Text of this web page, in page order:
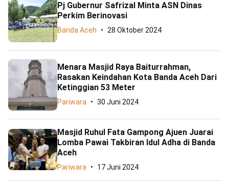
Pj Gubernur Safrizal Minta ASN Dinas
Perkim Berinovasi
Banda Aceh 28 Oktober 2024
Menara Masjid Raya Baiturrahman,
Rasakan Keindahan Kota Banda Aceh Dari
Ketinggian 53 Meter
Pariwara 30 Juni 2024
Masjid Ruhul Fata Gampong Ajuen Juarai
Lomba Pawai Takbiran Idul Adha di Banda
Aceh
Pariwara 17 Juni 2024